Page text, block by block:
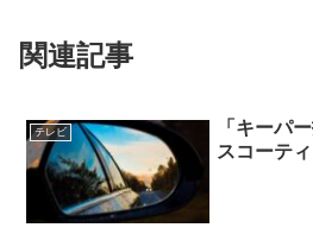
関連記事
テレビ
「キーパ
スコーテ